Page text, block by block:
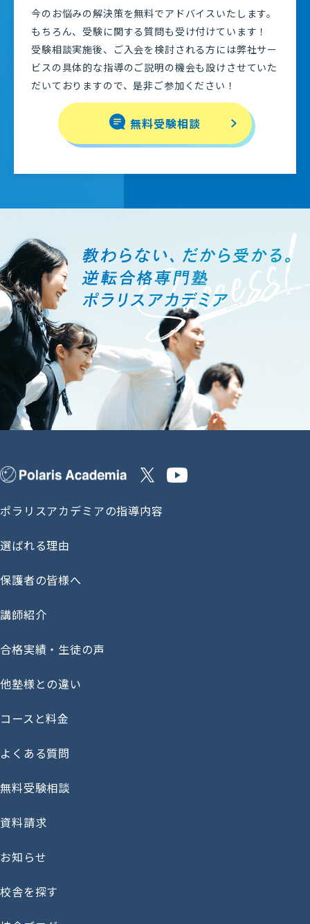
今のお悩みの解決策を無料でアドバイスいたします。
もちろん、受験に関する質問も受け付けています！
受験相談実施後、ご入会を検討される方には弊社サー
ビスの具体的な指導のご説明の機会も設けさせていた
だいておりますので、是非ご参加ください！
無料受験相談
ポラリスアカデミアの指導内容
選ばれる理由
保護者の皆様へ
講師紹介
合格実績・生徒の声
他塾様との違い
コースと料金
よくある質問
無料受験相談
資料請求
お知らせ
校舎を探す